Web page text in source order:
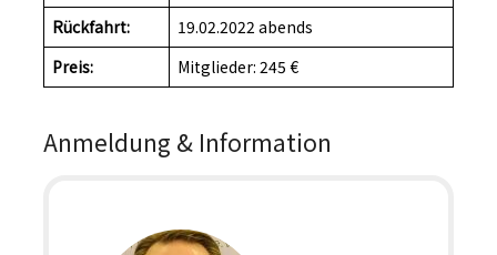
Rückfahrt:
19.02.2022 abends
Preis:
Mitglieder: 245 €
Anmeldung & Information